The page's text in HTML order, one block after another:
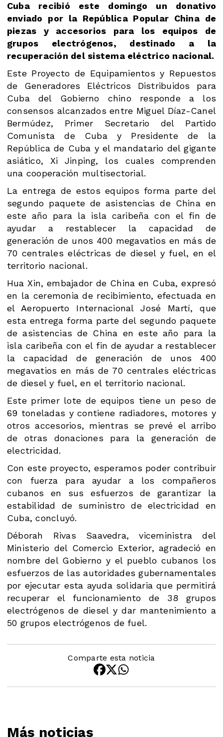
Cuba recibió este domingo un donativo
enviado por la República Popular China de
piezas y accesorios para los equipos de
grupos electrógenos, destinado a la
recuperación del sistema eléctrico nacional.
Este Proyecto de Equipamientos y Repuestos
de Generadores Eléctricos Distribuidos para
Cuba del Gobierno chino responde a los
consensos alcanzados entre Miguel Díaz-Canel
Bermúdez, Primer Secretario del Partido
Comunista de Cuba y Presidente de la
República de Cuba y el mandatario del gigante
asiático, Xi Jinping, los cuales comprenden
una cooperación multisectorial.
La entrega de estos equipos forma parte del
segundo paquete de asistencias de China en
este año para la isla caribeña con el fin de
ayudar a restablecer la capacidad de
generación de unos 400 megavatios en más de
70 centrales eléctricas de diesel y fuel, en el
territorio nacional.
Hua Xin, embajador de China en Cuba, expresó
en la ceremonia de recibimiento, efectuada en
el Aeropuerto Internacional José Martí, que
esta entrega forma parte del segundo paquete
de asistencias de China en este año para la
isla caribeña con el fin de ayudar a restablecer
la capacidad de generación de unos 400
megavatios en más de 70 centrales eléctricas
de diesel y fuel, en el territorio nacional.
Este primer lote de equipos tiene un peso de
69 toneladas y contiene radiadores, motores y
otros accesorios, mientras se prevé el arribo
de otras donaciones para la generación de
electricidad.
Con este proyecto, esperamos poder contribuir
con fuerza para ayudar a los compañeros
cubanos en sus esfuerzos de garantizar la
estabilidad de suministro de electricidad en
Cuba, concluyó.
Déborah Rivas Saavedra, viceministra del
Ministerio del Comercio Exterior, agradeció en
nombre del Gobierno y el pueblo cubanos los
esfuerzos de las autoridades gubernamentales
por ejecutar esta ayuda solidaria que permitirá
recuperar el funcionamiento de 38 grupos
electrógenos de diesel y dar mantenimiento a
50 grupos electrógenos de fuel.
Comparte esta noticia
Más noticias